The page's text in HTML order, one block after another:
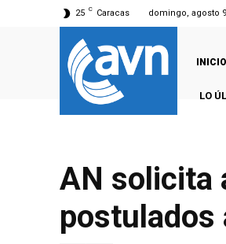
25 C Caracas domingo, agosto
INICIO
LO
AN solicita
postulados